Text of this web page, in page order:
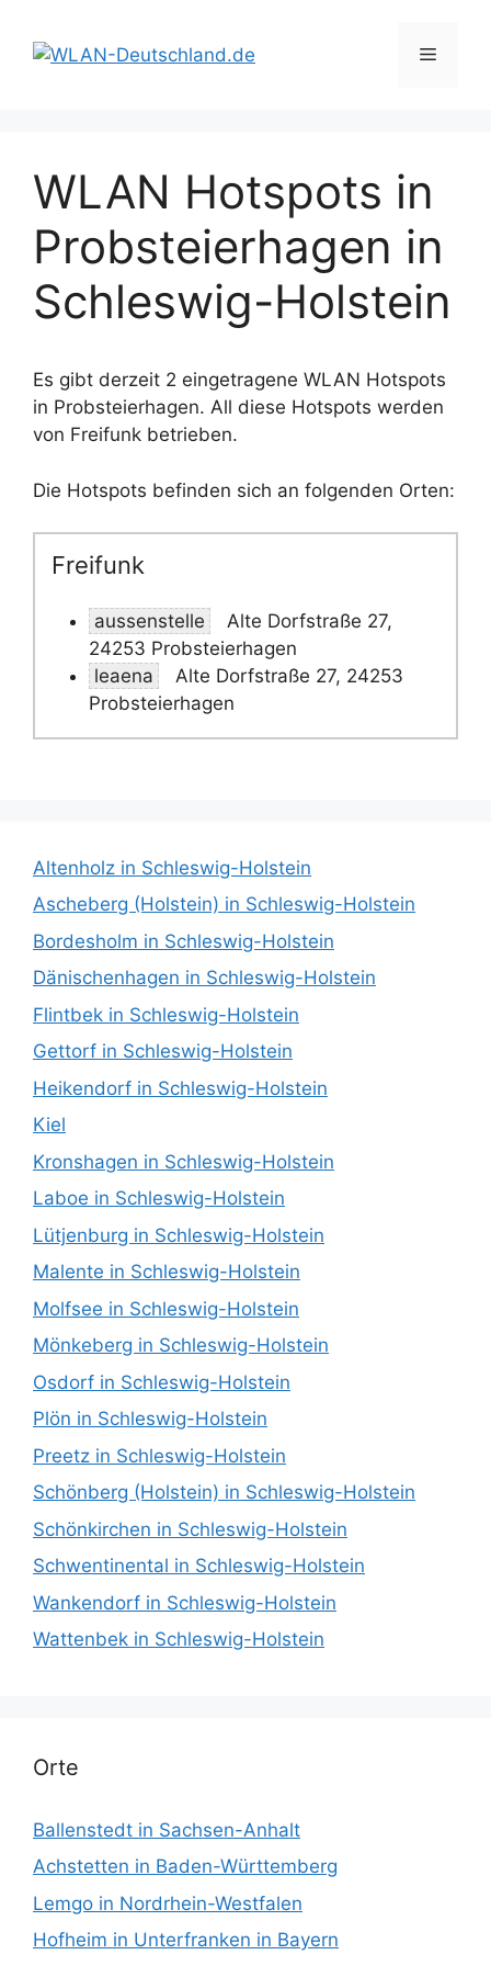
Inhalt
springen
Menü
WLAN Hotspots in
Probsteierhagen in
Schleswig-Holstein
Es gibt derzeit 2 eingetragene WLAN Hotspots
in Probsteierhagen. All diese Hotspots werden
von Freifunk betrieben.
Die Hotspots befinden sich an folgenden Orten:
Freifunk
aussenstelle
Alte Dorfstraße 27,
24253 Probsteierhagen
leaena
Alte Dorfstraße 27, 24253
Probsteierhagen
Altenholz in Schleswig-Holstein
Ascheberg (Holstein) in Schleswig-Holstein
Bordesholm in Schleswig-Holstein
Dänischenhagen in Schleswig-Holstein
Flintbek in Schleswig-Holstein
Gettorf in Schleswig-Holstein
Heikendorf in Schleswig-Holstein
Kiel
Kronshagen in Schleswig-Holstein
Laboe in Schleswig-Holstein
Lütjenburg in Schleswig-Holstein
Malente in Schleswig-Holstein
Molfsee in Schleswig-Holstein
Mönkeberg in Schleswig-Holstein
Osdorf in Schleswig-Holstein
Plön in Schleswig-Holstein
Preetz in Schleswig-Holstein
Schönberg (Holstein) in Schleswig-Holstein
Schönkirchen in Schleswig-Holstein
Schwentinental in Schleswig-Holstein
Wankendorf in Schleswig-Holstein
Wattenbek in Schleswig-Holstein
Orte
Ballenstedt in Sachsen-Anhalt
Achstetten in Baden-Württemberg
Lemgo in Nordrhein-Westfalen
Hofheim in Unterfranken in Bayern